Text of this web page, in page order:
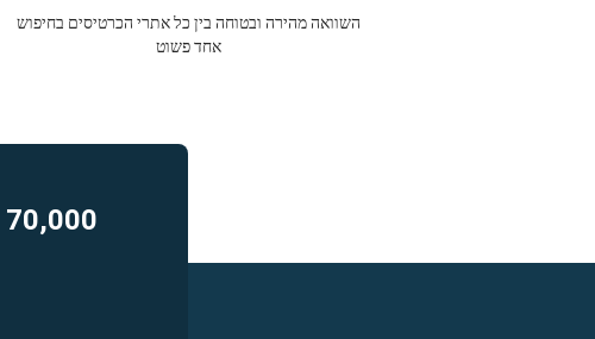
השוואה מהירה ובטוחה בין כל אתרי הכרטיסים בחיפוש
אחד פשוט
70,000